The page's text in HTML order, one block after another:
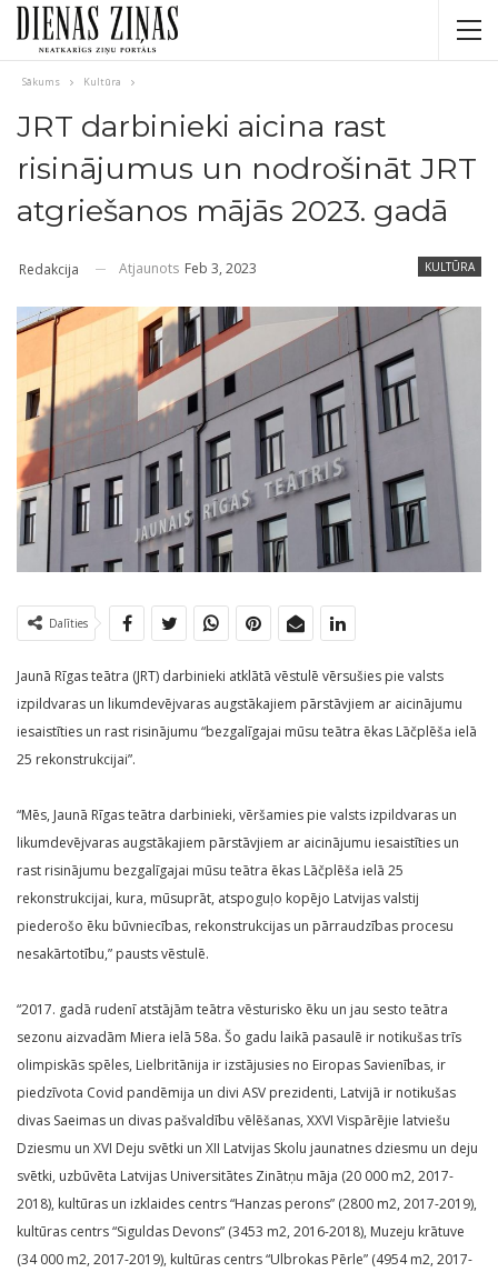
Sākums Kultūra
JRT darbinieki aicina rast
risinājumus un nodrošināt JRT
atgriešanos mājās 2023. gadā
KULTŪRA
Redakcija Atjaunots Feb 3, 2023
Dalīties
Jaunā Rīgas teātra (JRT) darbinieki atklātā vēstulē vērsušies pie valsts
izpildvaras un likumdevējvaras augstākajiem pārstāvjiem ar aicinājumu
iesaistīties un rast risinājumu “bezgalīgajai mūsu teātra ēkas Lāčplēša ielā
25 rekonstrukcijai”.
“Mēs, Jaunā Rīgas teātra darbinieki, vēršamies pie valsts izpildvaras un
likumdevējvaras augstākajiem pārstāvjiem ar aicinājumu iesaistīties un
rast risinājumu bezgalīgajai mūsu teātra ēkas Lāčplēša ielā 25
rekonstrukcijai, kura, mūsuprāt, atspoguļo kopējo Latvijas valstij
piederošo ēku būvniecības, rekonstrukcijas un pārraudzības procesu
nesakārtotību,” pausts vēstulē.
“2017. gadā rudenī atstājām teātra vēsturisko ēku un jau sesto teātra
sezonu aizvadām Miera ielā 58a. Šo gadu laikā pasaulē ir notikušas trīs
olimpiskās spēles, Lielbritānija ir izstājusies no Eiropas Savienības, ir
piedzīvota Covid pandēmija un divi ASV prezidenti, Latvijā ir notikušas
divas Saeimas un divas pašvaldību vēlēšanas, XXVI Vispārējie latviešu
Dziesmu un XVI Deju svētki un XII Latvijas Skolu jaunatnes dziesmu un deju
svētki, uzbūvēta Latvijas Universitātes Zinātņu māja (20 000 m2, 2017-
2018), kultūras un izklaides centrs “Hanzas perons” (2800 m2, 2017-2019),
kultūras centrs “Siguldas Devons” (3453 m2, 2016-2018), Muzeju krātuve
(34 000 m2, 2017-2019), kultūras centrs “Ulbrokas Pērle” (4954 m2, 2017-